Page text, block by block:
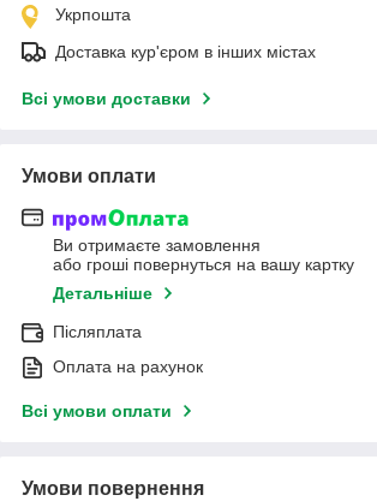
Укрпошта
Доставка кур'єром в інших містах
Всі умови доставки
Умови оплати
Ви отримаєте замовлення
або гроші повернуться на вашу картку
Детальніше
Післяплата
Оплата на рахунок
Всі умови оплати
Умови повернення